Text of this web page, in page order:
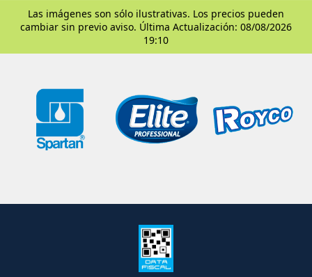
Las imágenes son sólo ilustrativas. Los precios pueden
cambiar sin previo aviso. Última Actualización: 08/08/2026
19:10